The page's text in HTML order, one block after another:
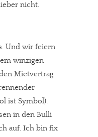
nicht.
Und wir feiern
winzigen
Mietvertrag
ist Symbol).
in den Bulli
auf. Ich bin fix